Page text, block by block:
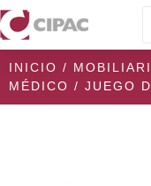
INICIO /
MÉDICO / JUEGO